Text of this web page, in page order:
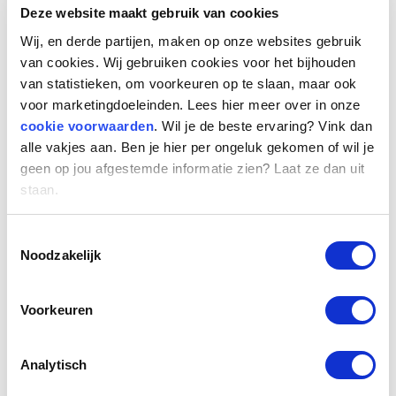
Deze website maakt gebruik van cookies
Wij, en derde partijen, maken op onze websites gebruik
van cookies. Wij gebruiken cookies voor het bijhouden
van statistieken, om voorkeuren op te slaan, maar ook
voor marketingdoeleinden. Lees hier meer over in onze
cookie voorwaarden. Wil je de beste ervaring? Vink dan
alle vakjes aan. Ben je hier per ongeluk gekomen of wil je
geen op jou afgestemde informatie zien? Laat ze dan uit
staan.
Noodzakelijk
Voorkeuren
Analytisch
minimaal €2500 en maximaal €136 miljoen. Het
investeringen te doen om te profiteren van het
hogere percentage.
Wijzigingen in Box 1-inkomen
Het belastingtarief voor inkomen in Box 1 wordt
gewijzigd. In 2024 betaalt men binnen die box
36,97% belasting over inkomen tot €75.624, een
lichte stijging ten opzichte van 2023. Voor
Het bedrag van deze schrijfgrenzen stijgt dit jaar